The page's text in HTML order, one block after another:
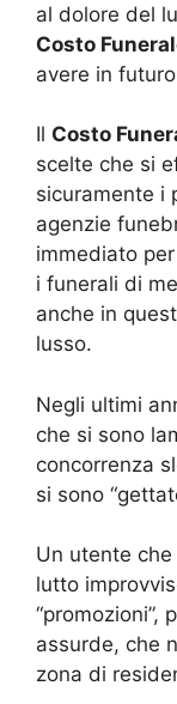
al dolore del
Costo
avere in
Il Costo
scelte che si
sicuramente i
agenzie
immediato
i funerali di
anche in
lusso.
Negli ultimi
che si sono
concorrenza
si sono
Un utente
lutto
“promozioni”,
assurde, che
zona di